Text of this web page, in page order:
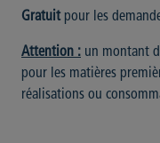
Gratuitpour les
Attention : un montant
pour les matières
réalisations ou